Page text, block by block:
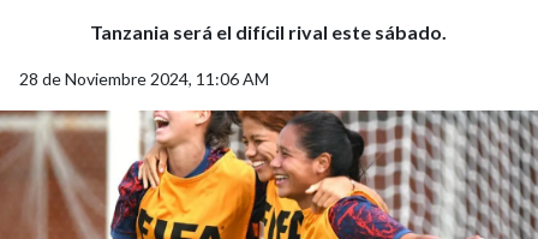
Tanzania será el difícil rival este sábado.
28 de Noviembre 2024, 11:06 AM